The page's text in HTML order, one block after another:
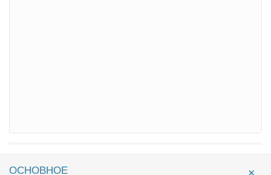
ОСНОВНОЕ